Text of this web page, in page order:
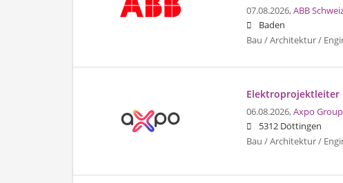
07.08.2026,ABB
Baden
Bau / Architektur /
Elektroprojektleiter
06.08.2026,Axpo Group
5312 Döttingen
Bau / Architektur /